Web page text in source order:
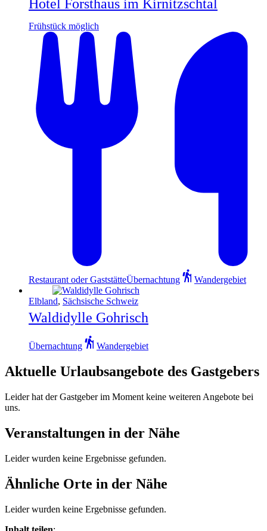
Hotel Forsthaus im Kirnitzschtal
Frühstück möglich
Restaurant oder GaststätteÜbernachtung Wandergebiet
Elbland, Sächsische Schweiz
Waldidylle Gohrisch
Übernachtung Wandergebiet
Aktuelle Urlaubsangebote des Gastgebers
Leider hat der Gastgeber im Moment keine weiteren Angebote bei
uns.
Veranstaltungen in der Nähe
Leider wurden keine Ergebnisse gefunden.
Ähnliche Orte in der Nähe
Leider wurden keine Ergebnisse gefunden.